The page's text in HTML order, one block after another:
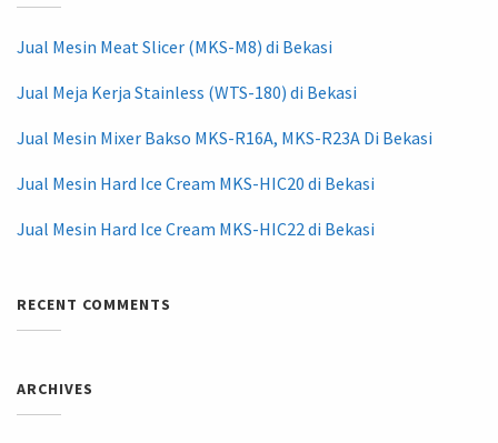
Jual Mesin Meat Slicer (MKS-M8) di Bekasi
Jual Meja Kerja Stainless (WTS-180) di Bekasi
Jual Mesin Mixer Bakso MKS-R16A, MKS-R23A Di Bekasi
Jual Mesin Hard Ice Cream MKS-HIC20 di Bekasi
Jual Mesin Hard Ice Cream MKS-HIC22 di Bekasi
RECENT COMMENTS
ARCHIVES